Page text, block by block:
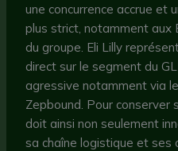
une concurrence accrue et
plus strict, notamment aux
du groupe. Eli Lilly
direct sur le segment du
agressive notamment via
Zepbound. Pour conserver
doit ainsi non seulement
sa chaîne logistique et ses